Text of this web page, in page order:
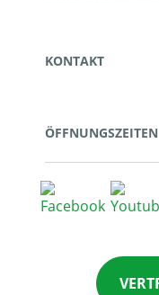
KONTAKT
ÖFFNUNGSZEITEN